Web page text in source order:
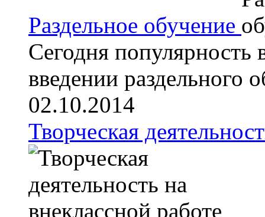
Раздельное обучение
Сегодня популярность
введении раздельного
02.10.2014
Творческая